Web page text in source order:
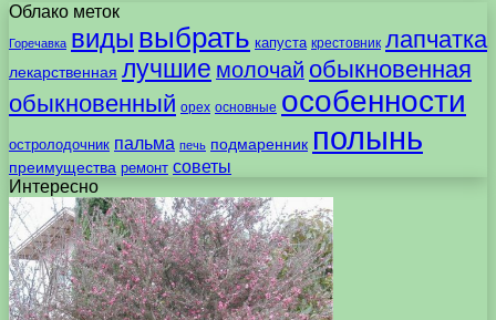
Облако меток
Горечавка виды выбрать капуста крестовник лапчатка
лекарственная лучшие молочай обыкновенная
обыкновенный орех основные особенности
остролодочник пальма печь подмаренник полынь
преимущества ремонт советы
Интересно